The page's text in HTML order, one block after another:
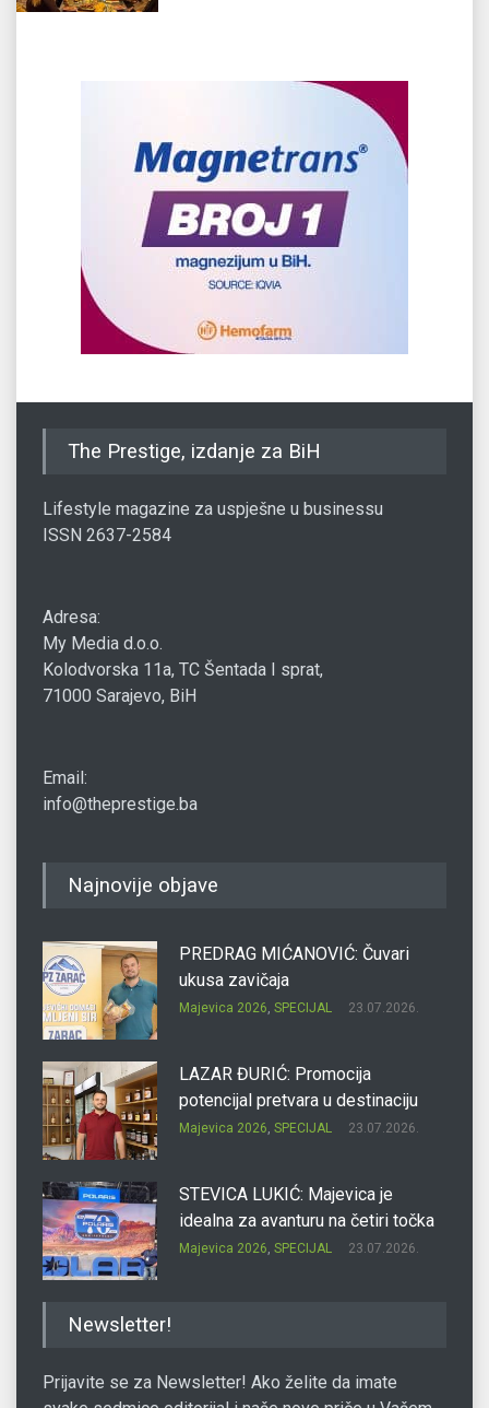
The Prestige, izdanje za BiH
Lifestyle magazine za uspješne u businessu
ISSN 2637-2584
Adresa:
My Media d.o.o.
Kolodvorska 11a, TC Šentada I sprat,
71000 Sarajevo, BiH
Email:
info@theprestige.ba
Najnovije objave
PREDRAG MIĆANOVIĆ: Čuvari
ukusa zavičaja
Majevica 2026, SPECIJAL 23.07.2026.
LAZAR ĐURIĆ: Promocija
potencijal pretvara u destinaciju
Majevica 2026, SPECIJAL 23.07.2026.
STEVICA LUKIĆ: Majevica je
idealna za avanturu na četiri točka
Majevica 2026, SPECIJAL 23.07.2026.
Newsletter!
Prijavite se za Newsletter! Ako želite da imate